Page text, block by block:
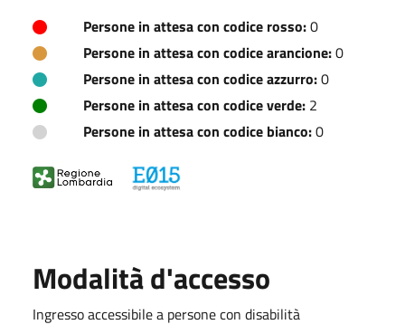
Persone in attesa con codice rosso:0
Persone in attesa con codice arancione:0
Persone in attesa con codice azzurro:0
Persone in attesa con codice verde: 2
Persone in attesa con codice bianco:0
Modalità d'accesso
Ingresso accessibile a persone con disabilità